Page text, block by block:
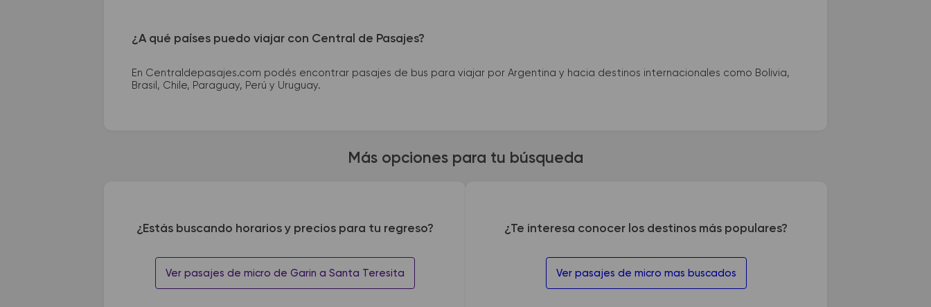
¿A qué países puedo viajar con Central de Pasajes?
En Centraldepasajes.com podés encontrar pasajes de bus para viajar por Argentina y hacia destinos internacionales como Bolivia,
Brasil, Chile, Paraguay, Perú y Uruguay.
Más opciones para tu búsqueda
¿Estás buscando horarios y precios para tu regreso?
Ver pasajes de micro de Garin a Santa Teresita
¿Te interesa conocer los destinos más populares?
Ver pasajes de micro mas buscados